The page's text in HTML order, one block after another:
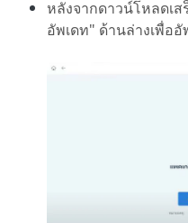
หลังจากดาวน์โหลดเ
อัพเดท" ด้านล่างเพื่ออั